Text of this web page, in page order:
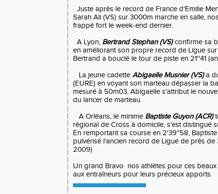
Juste après le record de France d'Emilie
Sarah Ali (VS) sur 3000m marche en salle,
frappé fort le week-end dernier.
A Lyon, Bertrand Stephan (VS)confirme sa
en améliorant son propre record de Ligue
Bertrand a bouclé le tour de piste en 21''41
La jeune cadette Abigaelle Musnier (VS)a
(EURE) en voyant son marteau dépasser la
mesuré à 50m03, Abigaelle s'attribut le
du lancer de marteau.
A Orléans, le minime Baptiste Guyon (ACR)
régional de Cross à domicile, s'est distingué
En remportant sa course en 2'39''58,
pulvérisé l'ancien record de Ligue de près
2009)
Un grand Bravo nos athlètes pour ces beaux
aux entraîneurs pour leurs précieux apports.